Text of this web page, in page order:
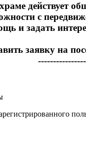
действует
с
и задать
заявку на